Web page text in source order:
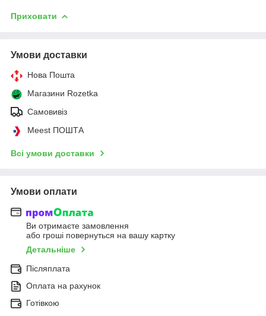
Приховати
Умови доставки
Нова Пошта
Магазини Rozetka
Самовивіз
Meest ПОШТА
Всі умови доставки
Умови оплати
Ви отримаєте замовлення
або гроші повернуться на вашу картку
Детальніше
Післяплата
Оплата на рахунок
Готівкою